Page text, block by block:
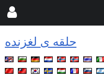
حلقه ی لغزنده